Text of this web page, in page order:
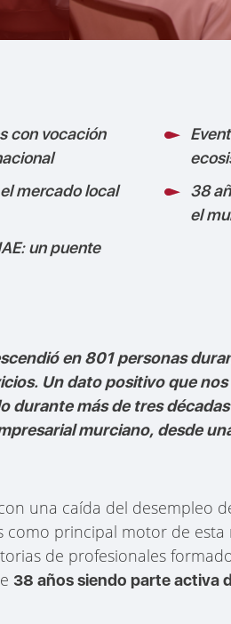
con vocación
mercado local
un puente
38
el
en 801 personas
Un dato positivo que
durante más de tres
murciano, desde
una caída del desempleo
como principal motor de
de profesionales
38 años siendo parte activa